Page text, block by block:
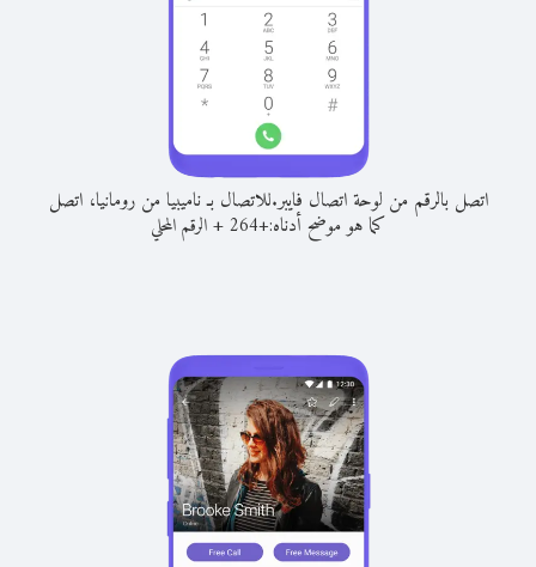
اتصل بالرقم من لوحة اتصال فايبر.للاتصال بـ ناميبيا من رومانيا، اتصل
كما هو موضح أدناه:+
264
+الرقم المحلي